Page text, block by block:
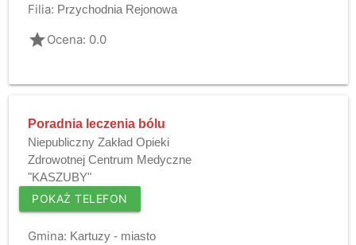
Filia: Przychodnia Rejonowa
gradeOcena: 0.0
Poradnia leczenia bólu
Niepubliczny Zakład Opieki
Zdrowotnej Centrum Medyczne
"KASZUBY"
POKAŻ TELEFON
Gmina: Kartuzy - miasto